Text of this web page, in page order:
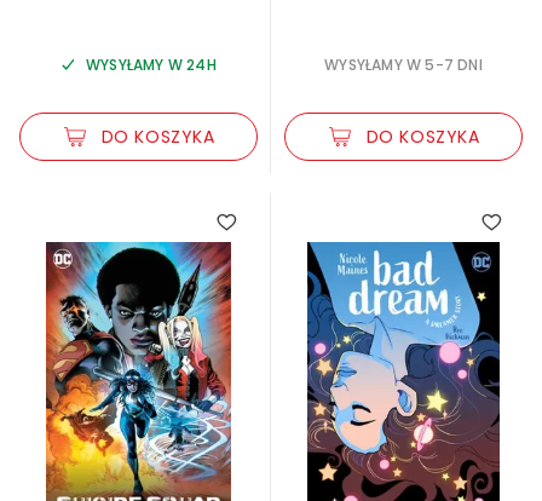
WYSYŁAMY W 24H
DO KOSZYKA
WYSYŁAMY W 5-7 DNI
DO KOSZYKA